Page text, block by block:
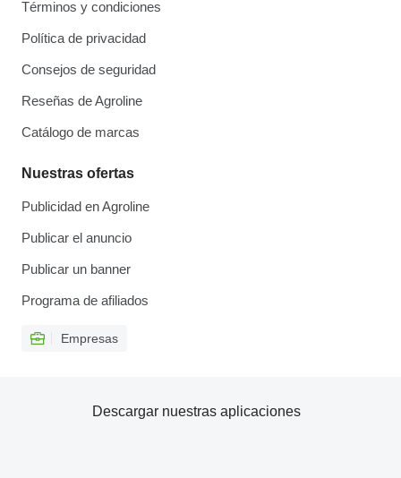
Términos y condiciones
Política de privacidad
Consejos de seguridad
Reseñas de Agroline
Catálogo de marcas
Nuestras ofertas
Publicidad en Agroline
Publicar el anuncio
Publicar un banner
Programa de afiliados
Empresas
Descargar nuestras aplicaciones